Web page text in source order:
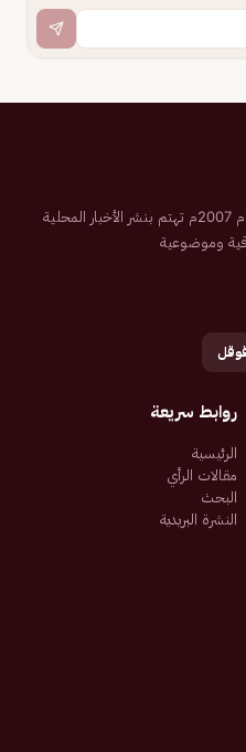
صحيفة إلكترونية سعودية تم تأسيسها عام 2007م تهتم بنشر الأخبار المحلية
وموضوعية
روابط سريعة
الرئيسية
مقالات الرأي
البحث
النشرة البريدية